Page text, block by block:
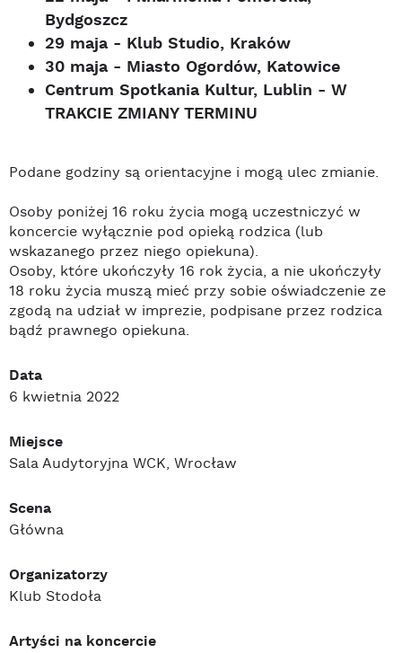
Bydgoszcz
29 maja - Klub Studio, Kraków
30 maja - Miasto Ogordów, Katowice
Centrum Spotkania Kultur, Lublin - W
TRAKCIE ZMIANY TERMINU
Podane godziny są orientacyjne i mogą ulec zmianie.
Osoby poniżej 16 roku życia mogą uczestniczyć w
koncercie wyłącznie pod opieką rodzica (lub
wskazanego przez niego opiekuna).
Osoby, które ukończyły 16 rok życia, a nie ukończyły
18 roku życia muszą mieć przy sobie oświadczenie ze
zgodą na udział w imprezie, podpisane przez rodzica
bądź prawnego opiekuna.
Data
6 kwietnia 2022
Miejsce
Sala Audytoryjna WCK, Wrocław
Scena
Główna
Organizatorzy
Klub Stodoła
Artyści na koncercie